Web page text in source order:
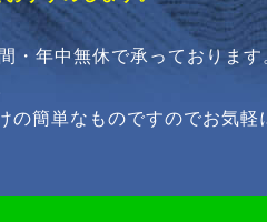
年中無休で承っておりま
簡単なものですのでお気軽